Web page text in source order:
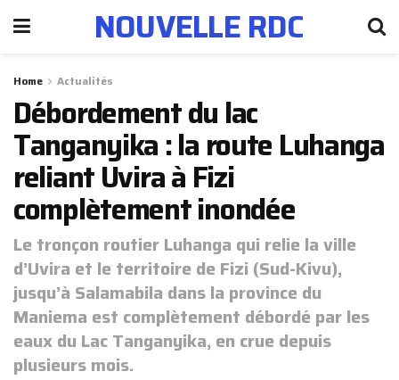
NOUVELLE RDC
Home Actualités
Débordement du lac
Tanganyika : la route Luhanga
reliant Uvira à Fizi
complètement inondée
Le tronçon routier Luhanga qui relie la ville
d’Uvira et le territoire de Fizi (Sud-Kivu),
jusqu’à Salamabila dans la province du
Maniema est complètement débordé par les
eaux du Lac Tanganyika, en crue depuis
plusieurs mois.